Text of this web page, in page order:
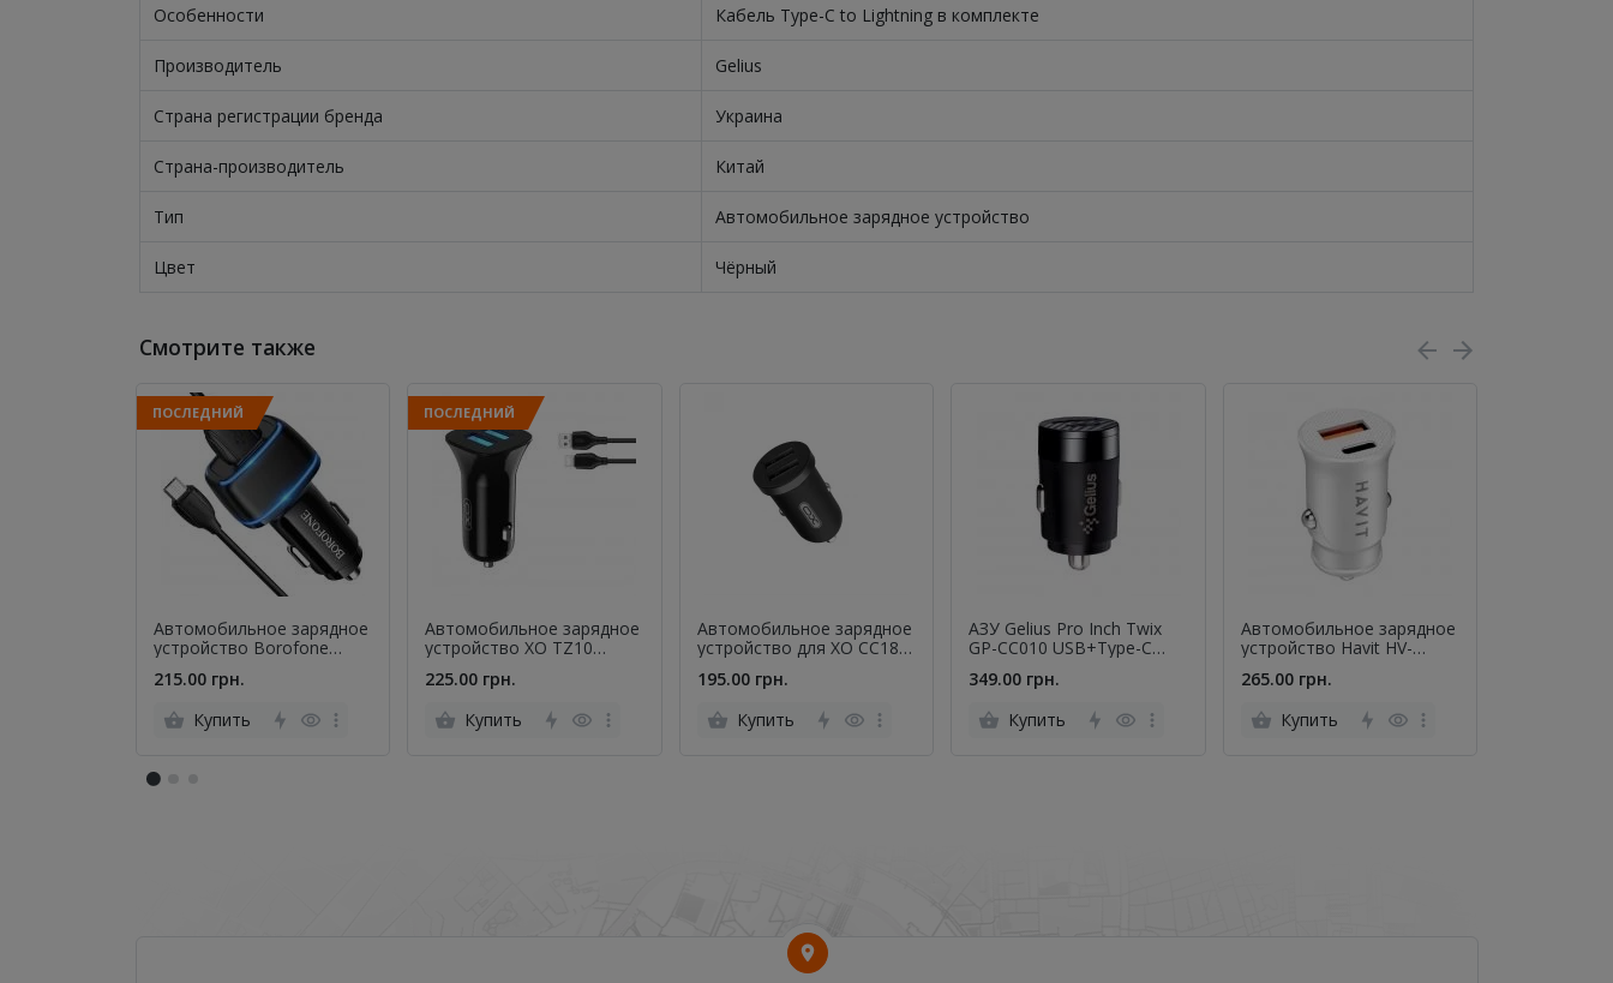
Особенности Кабель Type-C to Lightning в комплекте
Производитель Gelius
Страна регистрации бренда Украина
Страна-производитель Китай
Тип Автомобильное зарядное устройство
Цвет Чёрный
Смотрите также
ПОСЛЕДНИЙ
Автомобильное зарядное
устройство Borofone
Black
215.00 грн.
Купить
ПОСЛЕДНИЙ
Автомобильное зарядное
устройство XO TZ10
Black
225.00 грн.
Купить
Автомобильное зарядное
устройство для XO CC18 2
195.00 грн.
Купить
АЗУ Gelius Pro Inch Twix
GP-CC010 USB+Type-C
349.00 грн.
Купить
Автомобильное зарядное
устройство Havit HV-
Белый
265.00 грн.
Купить